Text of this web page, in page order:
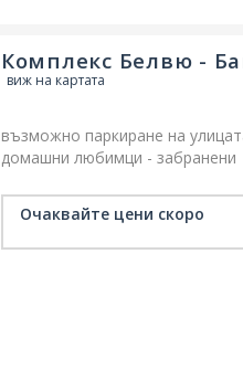
Комплекс Белвю -
виж на картата
възможно паркиране на
домашни любимци - забранени
климатизация
семейни стаи/
обществен платен паркинг
рецепция-денонощна
бар в
Очаквайте цени скоро